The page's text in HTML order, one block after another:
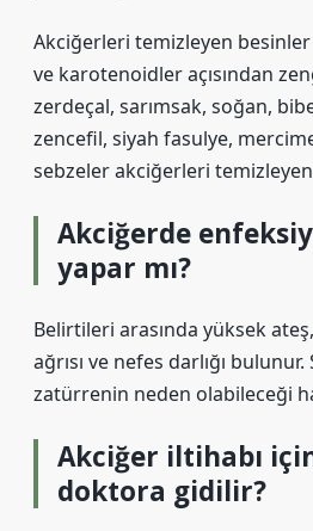
Akciğerleri temizleyen
ve karotenoidler açısından
zerdeçal, sarımsak, soğan,
zencefil, siyah fasulye,
sebzeler akciğerleri temizleyen
Akciğerde
yapar mı?
Belirtileri arasında yüksek
ağrısı ve nefes darlığı bulunur.
zatürrenin neden olabileceği
Akciğer iltihabı
doktora gidilir?